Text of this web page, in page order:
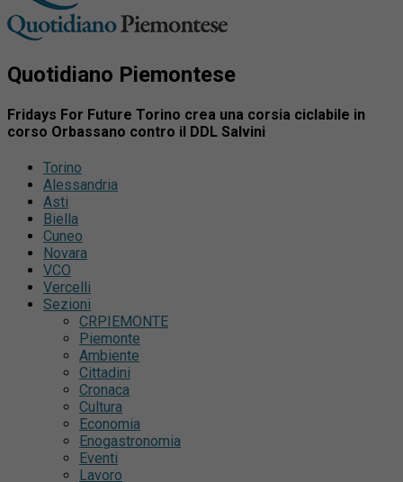
Quotidiano Piemontese
Fridays For Future Torino crea una corsia ciclabile in
corso Orbassano contro il DDL Salvini
Torino
Alessandria
Asti
Biella
Cuneo
Novara
VCO
Vercelli
Sezioni
CRPIEMONTE
Piemonte
Ambiente
Cittadini
Cronaca
Cultura
Economia
Enogastronomia
Eventi
Lavoro